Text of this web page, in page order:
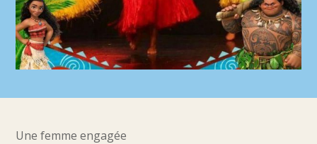
Une femme engagée